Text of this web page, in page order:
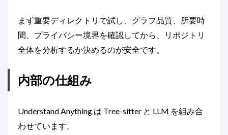
まず重要ディレクトリで試し、グラフ品質、所要時
間、プライバシー境界を確認してから、リポジトリ
全体を分析するか決めるのが安全です。
内部の仕組み
Understand Anything は Tree-sitter と LLM を組み合
わせています。